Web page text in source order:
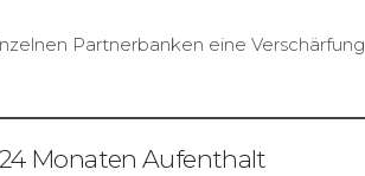
Partnerbanken eine Verschärfung
Monaten Aufenthalt